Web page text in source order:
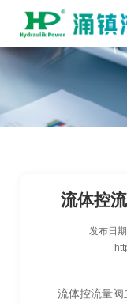
流体控
发布日期
流体控流量阀